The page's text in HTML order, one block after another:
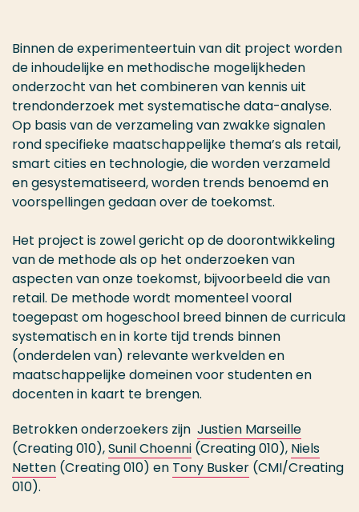
Binnen de experimenteertuin van dit project worden
de inhoudelijke en methodische mogelijkheden
onderzocht van het combineren van kennis uit
trendonderzoek met systematische data-analyse.
Op basis van de verzameling van zwakke signalen
rond specifieke maatschappelijke thema’s als retail,
smart cities en technologie, die worden verzameld
en gesystematiseerd, worden trends benoemd en
voorspellingen gedaan over de toekomst.
Het project is zowel gericht op de doorontwikkeling
van de methode als op het onderzoeken van
aspecten van onze toekomst, bijvoorbeeld die van
retail. De methode wordt momenteel vooral
toegepast om hogeschool breed binnen de curricula
systematisch en in korte tijd trends binnen
(onderdelen van) relevante werkvelden en
maatschappelijke domeinen voor studenten en
docenten in kaart te brengen.
Betrokken onderzoekers zijn Justien Marseille
(Creating 010),Sunil Choenni (Creating 010), Niels
Netten (Creating 010) en Tony Busker (CMI/Creating
010).